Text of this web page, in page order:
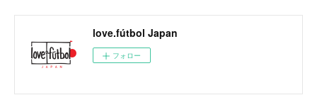
love.fútbol Japan
フォロー